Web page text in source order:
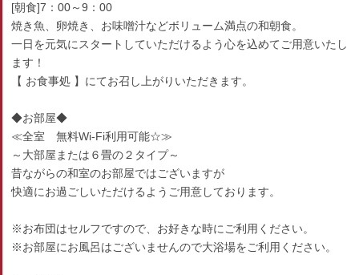
[朝食]7：00～9：00
焼き魚、卵焼き、お味噌汁などボリューム満点の和朝食。
一日を元気にスタートしていただけるよう心を込めてご用意いたし
ます！
【 お食事処 】にてお召し上がりいただきます。
◆お部屋◆
≪全室 無料Wi-Fi利用可能☆≫
～大部屋または６畳の２タイプ～
昔ながらの和室のお部屋ではございますが
快適にお過ごしいただけるようご用意しております。
※お布団はセルフですので、お好きな時にご利用ください。
※お部屋にお風呂はございませんので大浴場をご利用ください。